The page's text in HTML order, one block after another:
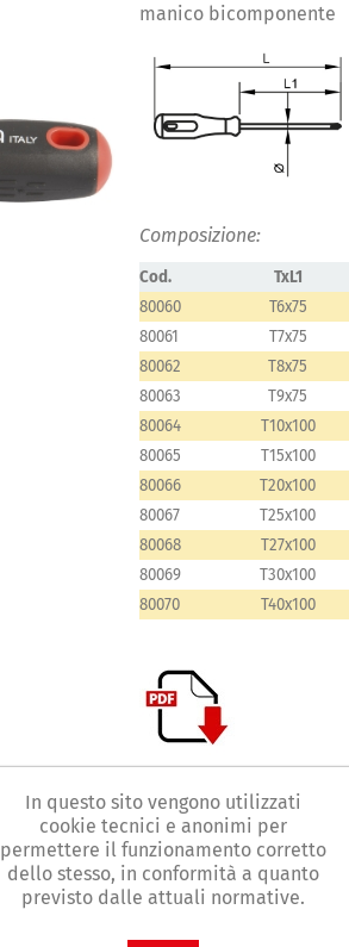
manico bicomponente
Composizione:
Cod. TxL1
80060
T6x75
80061
T7x75
80062
T8x75
80063
T9x75
80064
T10x100
80065
T15x100
80066
T20x100
80067
T25x100
80068
T27x100
80069
T30x100
80070
T40x100
Contattaci
FacebookWhatsApp
LinkedIn
In questo sito vengono utilizzati
cookie tecnici e anonimi per
permettere il funzionamento corretto
dello stesso, in conformità a quanto
previsto dalle attuali normative.